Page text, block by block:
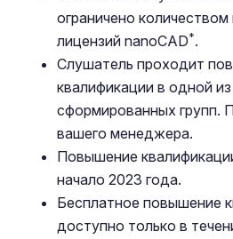
ограничено
лицензий nanoCAD*.
Слушатель проходит
квалификации в одной
сформированных групп.
вашего менеджера.
Повышение
начало 2023 года.
Бесплатное повышение
доступно только в